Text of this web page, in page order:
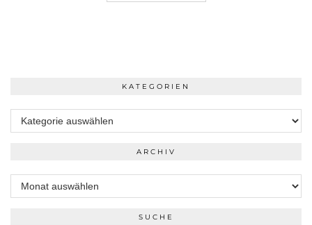
KATEGORIEN
Kategorien
ARCHIV
Archiv
SUCHE